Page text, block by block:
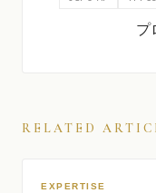
プ
RELATED
EXPERTISE